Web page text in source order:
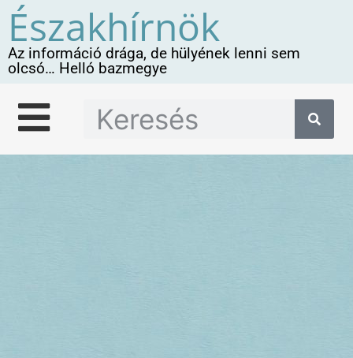
Északhírnök
Az információ drága, de hülyének lenni sem
olcsó… Helló bazmegye